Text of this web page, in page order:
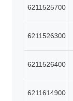
6211525700
6211526300
6211526400
6211614900